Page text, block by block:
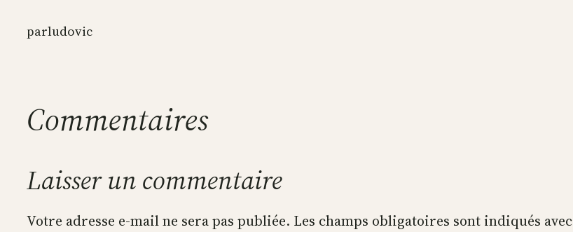
parludovic
Commentaires
Laisser un commentaire
Votre adresse e-mail ne sera pas publiée. Les champs obligatoires sont indiqués avec